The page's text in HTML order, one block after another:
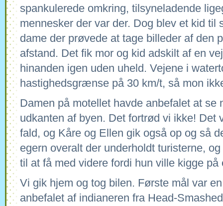
spankulerede omkring, tilsyneladende
mennesker der var der. Dog blev et kid
dame der prøvede at tage billeder af den
afstand. Det fik mor og kid adskilt af en
hinanden igen uden uheld. Vejene i
hastighedsgrænse på 30 km/t, så mon
Damen på motellet havde anbefalet at se
udkanten af byen. Det fortrød vi ikke! Det
fald, og Kåre og Ellen gik også op og så
egern overalt der underholdt turisterne,
til at få med videre fordi hun ville kigge på
Vi gik hjem og tog bilen. Første mål var
anbefalet af indianeren fra Head-